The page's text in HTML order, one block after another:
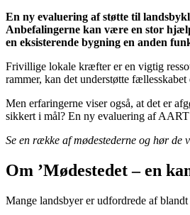
En ny evaluering af støtte til
Anbefalingerne kan være en stor
en eksisterende bygning en anden
Frivillige lokale kræfter er en vigtig
rammer, kan det understøtte
Men erfaringerne viser også, at det er
sikkert i mål? En ny evaluering af
Se en række af mødestederne og hør de
Om ’Mødestedet – en
Mange landsbyer er udfordrede af